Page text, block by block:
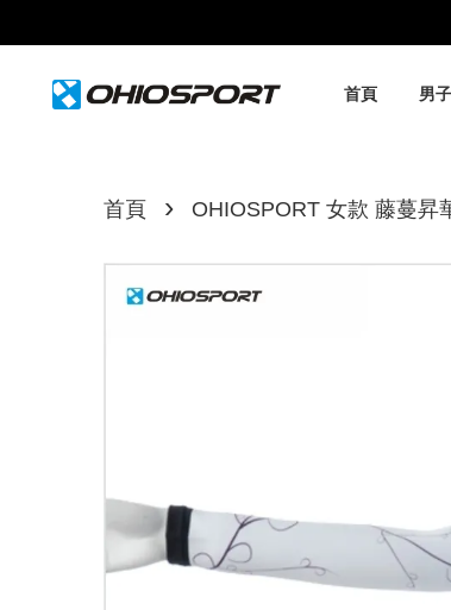
首頁 男子
首頁 › OHIOSPORT 女款 藤蔓昇